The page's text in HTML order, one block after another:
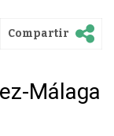
Compartir
Málaga